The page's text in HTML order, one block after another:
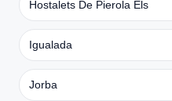
Hostalets De Pierola Els
Igualada
Jorba